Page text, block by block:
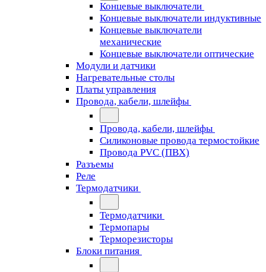
Концевые выключатели
Концевые выключатели индуктивные
Концевые выключатели
механические
Концевые выключатели оптические
Модули и датчики
Нагревательные столы
Платы управления
Провода, кабели, шлейфы
Провода, кабели, шлейфы
Силиконовые провода термостойкие
Провода PVC (ПВХ)
Разъемы
Реле
Термодатчики
Термодатчики
Термопары
Терморезисторы
Блоки питания